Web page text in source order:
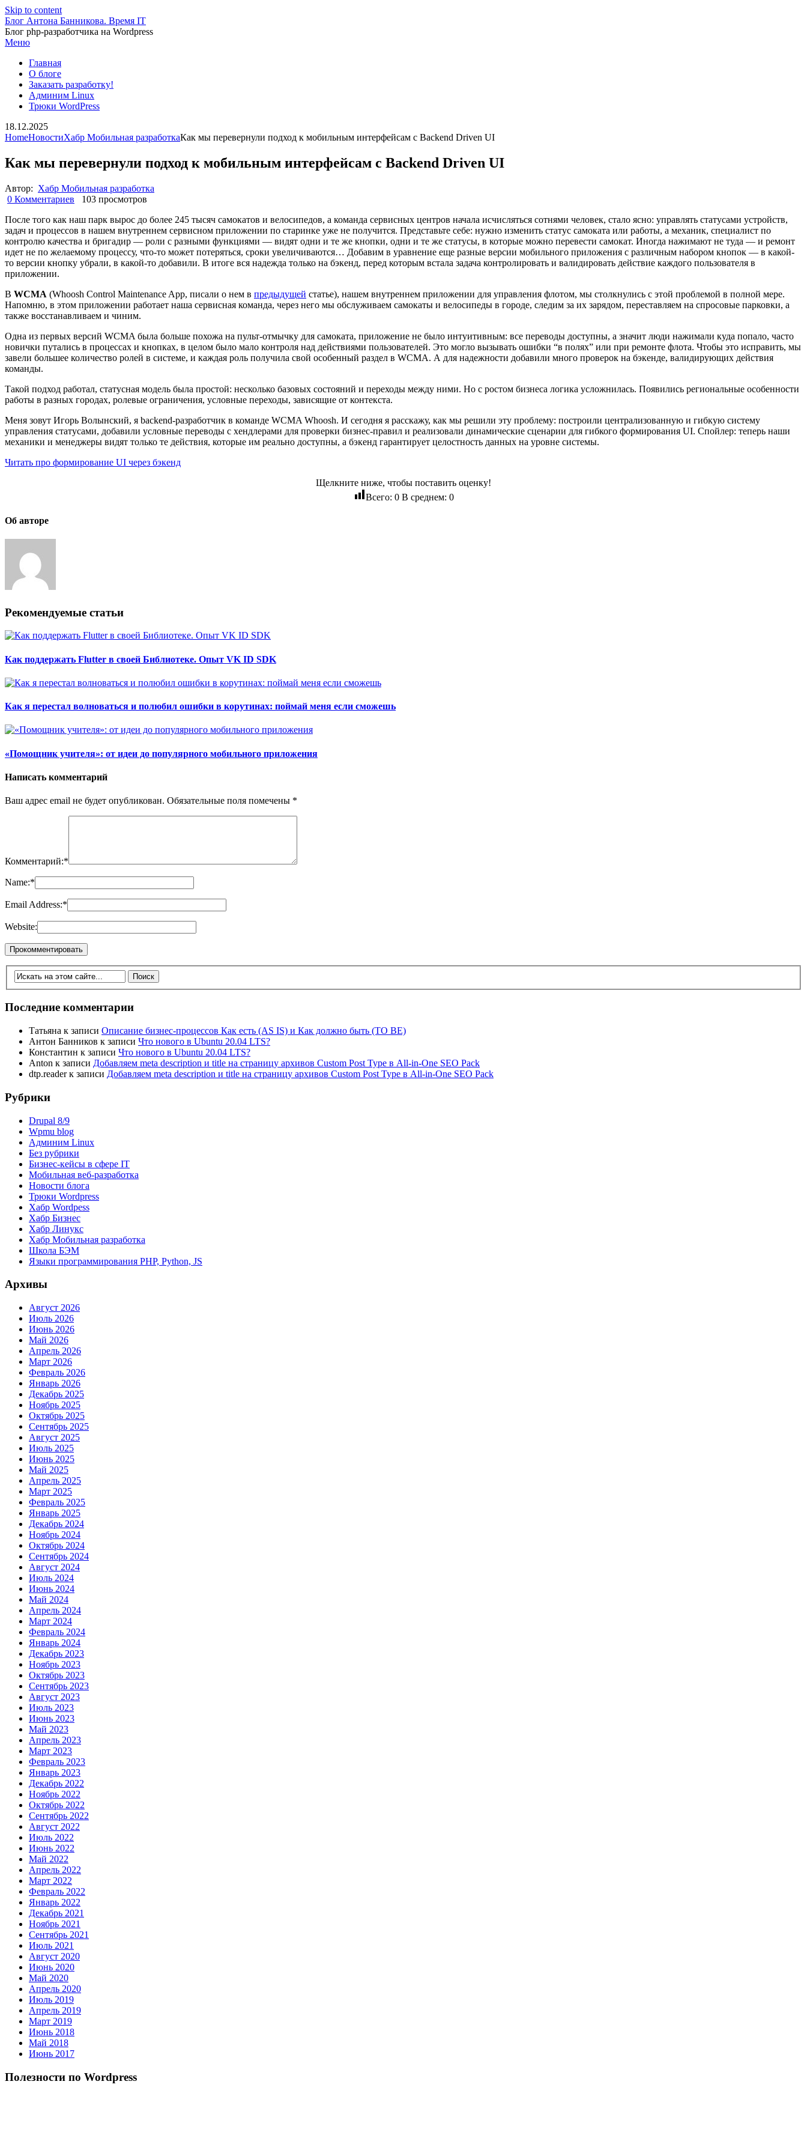
Skip to content
Блог Антона Банникова. Время IT
Блог php-разработчика на Wordpress
Меню
Главная
О блоге
Заказать разработку!
Админим Linux
Трюки WordPress
18.12.2025
HomeНовостиХабр Мобильная разработкаКак мы перевернули подход к мобильным интерфейсам с Backend Driven UI
Как мы перевернули подход к мобильным интерфейсам с Backend Driven UI
Автор: Хабр Мобильная разработка
0 Комментариев
103 просмотров
После того как наш парк вырос до более 245 тысяч самокатов и велосипедов, а команда сервисных центров начала исчисляться сотнями человек, стало ясно: управлять статусами устройств,
задач и процессов в нашем внутреннем сервисном приложении по старинке уже не получится. Представьте себе: нужно изменить статус самоката или работы, а механик, специалист по
контролю качества и бригадир — роли с разными функциями — видят одни и те же кнопки, одни и те же статусы, в которые можно перевести самокат. Иногда нажимают не туда — и ремонт
идет не по желаемому процессу, что-то может потеряться, сроки увеличиваются… Добавим в уравнение еще разные версии мобильного приложения с различным набором кнопок — в какой-
то версии кнопку убрали, в какой-то добавили. В итоге вся надежда только на бэкенд, перед которым встала задача контролировать и валидировать действие каждого пользователя в
приложении.
В WCMA (Whoosh Control Maintenance App, писали о нем в предыдущей статье), нашем внутреннем приложении для управления флотом, мы столкнулись с этой проблемой в полной мере.
Напомню, в этом приложении работает наша сервисная команда, через него мы обслуживаем самокаты и велосипеды в городе, следим за их зарядом, переставляем на спросовые парковки, а
также восстанавливаем и чиним.
Одна из первых версий WCMA была больше похожа на пульт-отмычку для самоката, приложение не было интуитивным: все переводы доступны, а значит люди нажимали куда попало, часто
новички путались в процессах и кнопках, в целом было мало контроля над действиями пользователей. Это могло вызывать ошибки “в полях” или при ремонте флота. Чтобы это исправить, мы
завели большее количество ролей в системе, и каждая роль получила свой особенный раздел в WCMA. А для надежности добавили много проверок на бэкенде, валидирующих действия
команды.
Такой подход работал, статусная модель была простой: несколько базовых состояний и переходы между ними. Но с ростом бизнеса логика усложнилась. Появились региональные особенности
работы в разных городах, ролевые ограничения, условные переходы, зависящие от контекста.
Меня зовут Игорь Волынский, я backend-разработчик в команде WCMA Whoosh. И сегодня я расскажу, как мы решили эту проблему: построили централизованную и гибкую систему
управления статусами, добавили условные переводы с хендлерами для проверки бизнес-правил и реализовали динамические сценарии для гибкого формирования UI. Спойлер: теперь наши
механики и менеджеры видят только те действия, которые им реально доступны, а бэкенд гарантирует целостность данных на уровне системы.
Читать про формирование UI через бэкенд
Щелкните ниже, чтобы поставить оценку!
Всего: 0В среднем: 0
Об авторе
Рекомендуемые статьи
Как поддержать Flutter в своей Библиотеке. Опыт VK ID SDK
Как я перестал волноваться и полюбил ошибки в корутинах: поймай меня если сможешь
«Помощник учителя»: от идеи до популярного мобильного приложения
Написать комментарий
Ваш адрес email не будет опубликован. Обязательные поля помечены *
Комментарий:*
Name:*
Email Address:*
Website:
Последние комментарии
Татьяна к записи Описание бизнес-процессов Как есть (AS IS) и Как должно быть (TO BE)
Антон Банников к записи Что нового в Ubuntu 20.04 LTS?
Константин к записи Что нового в Ubuntu 20.04 LTS?
Anton к записи Добавляем meta description и title на страницу архивов Custom Post Type в All-in-One SEO Pack
dtp.readerк записи Добавляем meta description и title на страницу архивов Custom Post Type в All-in-One SEO Pack
Рубрики
Drupal 8/9
Wpmu blog
Админим Linux
Без рубрики
Бизнес-кейсы в сфере IT
Мобильная веб-разработка
Новости блога
Трюки Wordpress
Хабр Wordpess
Хабр Бизнес
Хабр Линукс
Хабр Мобильная разработка
Школа БЭМ
Языки программирования PHP, Python, JS
Архивы
Август 2026
Июль 2026
Июнь 2026
Май 2026
Апрель 2026
Март 2026
Февраль 2026
Январь 2026
Декабрь 2025
Ноябрь 2025
Октябрь 2025
Сентябрь 2025
Август 2025
Июль 2025
Июнь 2025
Май 2025
Апрель 2025
Март 2025
Февраль 2025
Январь 2025
Декабрь 2024
Ноябрь 2024
Октябрь 2024
Сентябрь 2024
Август 2024
Июль 2024
Июнь 2024
Май 2024
Апрель 2024
Март 2024
Февраль 2024
Январь 2024
Декабрь 2023
Ноябрь 2023
Октябрь 2023
Сентябрь 2023
Август 2023
Июль 2023
Июнь 2023
Май 2023
Апрель 2023
Март 2023
Февраль 2023
Январь 2023
Декабрь 2022
Ноябрь 2022
Октябрь 2022
Сентябрь 2022
Август 2022
Июль 2022
Июнь 2022
Май 2022
Апрель 2022
Март 2022
Февраль 2022
Январь 2022
Декабрь 2021
Ноябрь 2021
Сентябрь 2021
Июль 2021
Август 2020
Июнь 2020
Май 2020
Апрель 2020
Июль 2019
Апрель 2019
Март 2019
Июнь 2018
Май 2018
Июнь 2017
Полезности по Wordpress